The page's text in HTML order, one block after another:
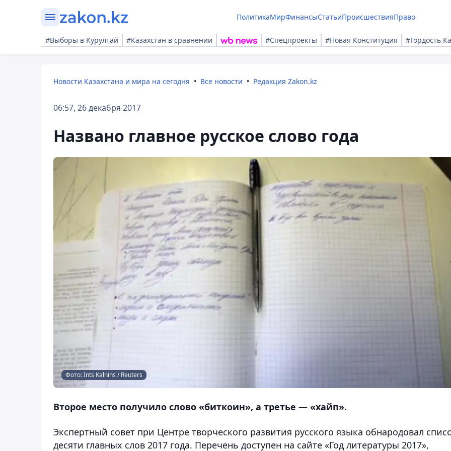
ПолитикаМирФинансыСтатьиПроисшествияПраво
#Выборы в Курултай #Казахстан в сравнении #Спецпроекты #Новая Конституция #Гордость
Новости Казахстана и мира на сегодня Все новости Редакция Zakon.kz
06:57, 26 декабря 2017
Названо главное русское слово года
Фото: Ints Kalnins / Reuters
Второе место получило слово «биткоин», а третье — «хайп».
Экспертный совет при Центре творческого развития русского языка обнародовал
десяти главных слов 2017 года. Перечень доступен на сайте «Год литературы 2017»,